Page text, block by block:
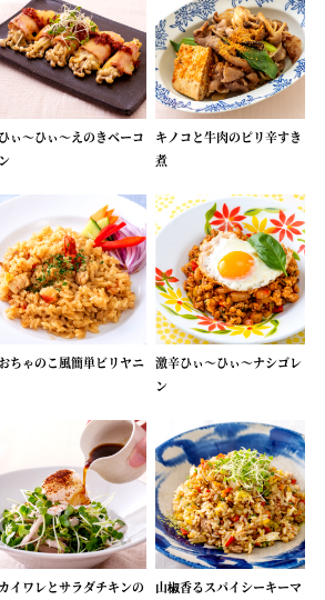
ひぃ～ひぃ～えのきベーコ
ン
キノコと牛肉のピリ辛すき
煮
ちゃのこ風簡単ビリヤニ
激辛ひぃ～ひぃ～ナシゴレ
ン
カイワレとサラダチキンの
山椒香るスパイシーキーマ